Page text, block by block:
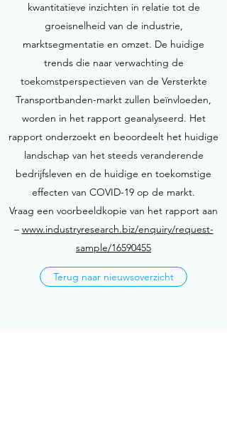
kwantitatieve inzichten in relatie tot de
groeisnelheid van de industrie,
marktsegmentatie en omzet. De huidige
trends die naar verwachting de
toekomstperspectieven van de Versterkte
Transportbanden-markt zullen beïnvloeden,
worden in het rapport geanalyseerd. Het
rapport onderzoekt en beoordeelt het huidige
landschap van het steeds veranderende
bedrijfsleven en de huidige en toekomstige
effecten van COVID-19 op de markt.
Vraag een voorbeeldkopie van het rapport aan
– www.industryresearch.biz/enquiry/request-
sample/16590455
Terug naar nieuwsoverzicht